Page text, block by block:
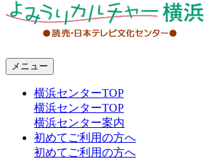
メニュー
横浜センターTOP
横浜センターTOP
横浜センター案内
初めてご利用の方へ
初めてご利用の方へ